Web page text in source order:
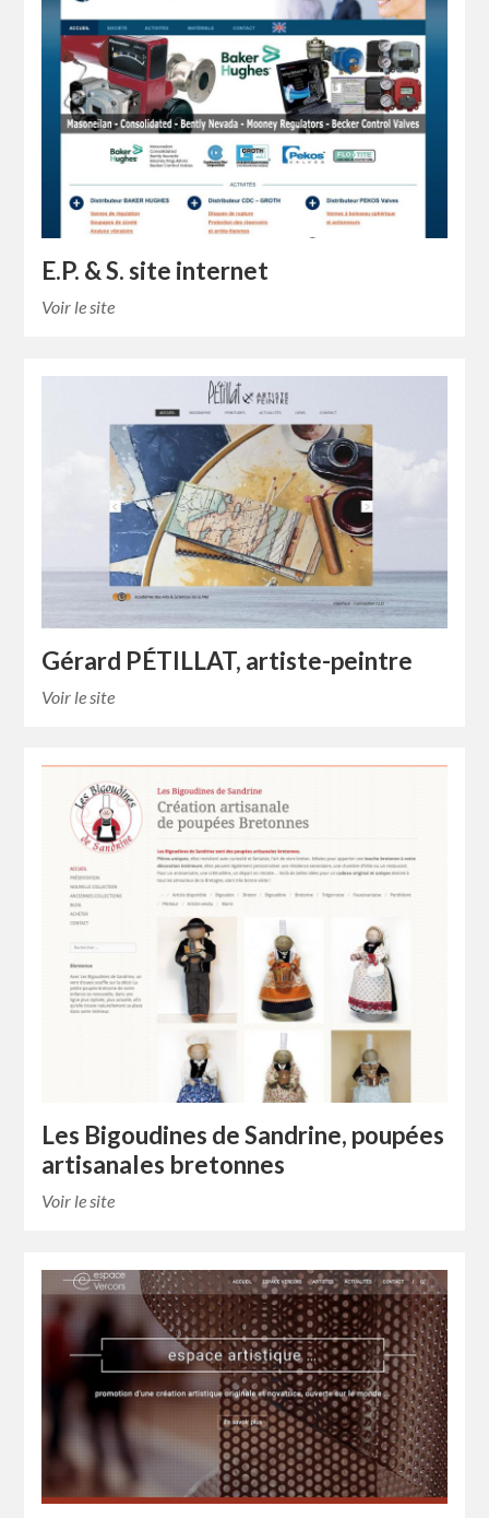
E.P. & S. site internet
Voir le site
Gérard PÉTILLAT, artiste-peintre
Voir le site
Les Bigoudines de Sandrine, poupées
artisanales bretonnes
Voir le site